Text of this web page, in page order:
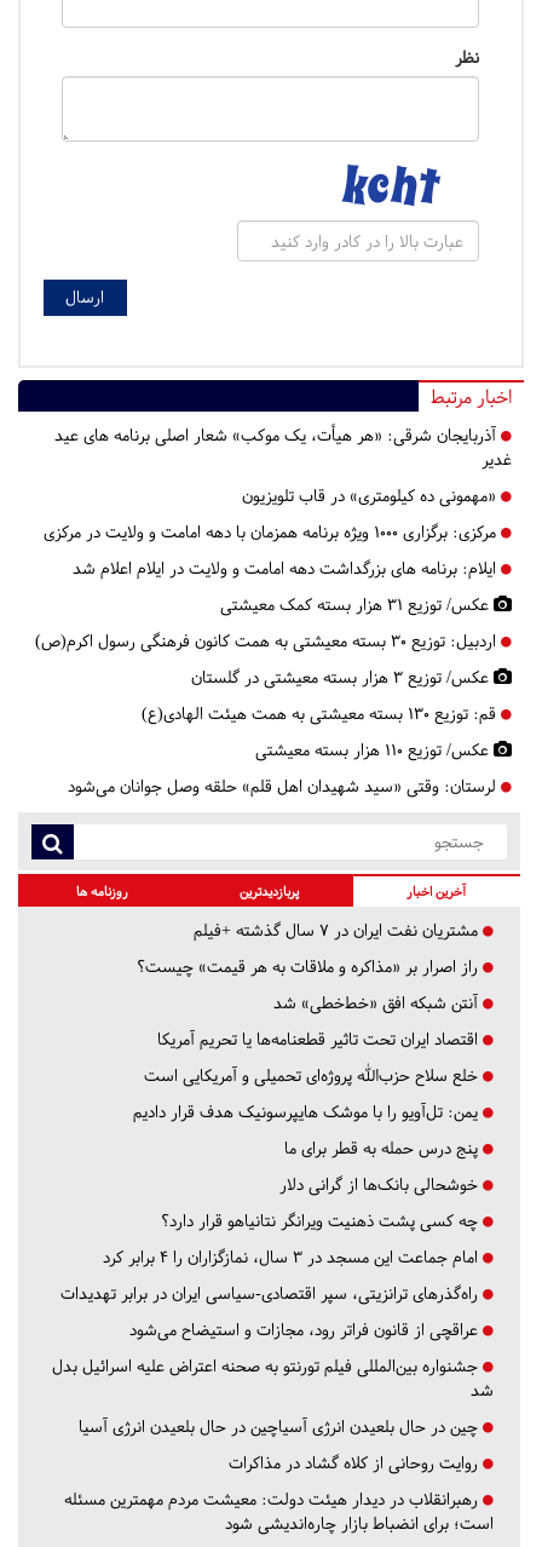
نظر
اخبار مرتبط
آذربایجان شرقی: «هر هیأت، یک موکب» شعار اصلی برنامه های عید
غدیر
«مهمونی ده کیلومتری» در قاب تلویزیون
مرکزی: برگزاری ۱۰۰۰ ویژه برنامه همزمان با دهه امامت و ولایت در مرکزی
ایلام: برنامه های بزرگداشت دهه امامت و ولایت در ایلام اعلام شد
عکس/ توزیع ۳۱ هزار بسته کمک‌ معیشتی
اردبیل: توزیع ۳۰ بسته معیشتی به همت کانون فرهنگی رسول اکرم(ص)
عکس/ توزیع ۳ هزار بسته معیشتی در گلستان
قم: توزیع 130 بسته معیشتی به همت هیئت الهادی(ع)
عکس/ توزیع ۱۱۰ هزار بسته معیشتی
لرستان: وقتی «سید شهیدان اهل قلم» حلقه وصل جوانان می‌شود
آخرین اخبار پربازدیدترین روزنامه ها
مشتریان نفت ایران در ۷ سال گذشته +فیلم
راز اصرار بر «مذاکره و ملاقات به هر قیمت» چیست؟
آنتن شبکه افق «خط‌خطی» شد
اقتصاد ایران تحت تاثیر قطعنامه‌ها یا تحریم‌ آمریکا
خلع سلاح حزب‌الله پروژه‌ای تحمیلی و آمریکایی است
یمن: تل‌آویو را با موشک هایپرسونیک هدف قرار دادیم
پنج درس‌ حمله به قطر برای ما
خوشحالی بانک‌ها از گرانی دلار
چه کسی پشت ذهنیت ویرانگر نتانیاهو قرار دارد؟
امام جماعت این مسجد در ۳ سال، نمازگزاران را ۴ برابر کرد
راه‌گذرهای ترانزیتی، سپر اقتصادی-سیاسی ایران در برابر تهدیدات
عراقچی از قانون فراتر رود، مجازات و استیضاح می‌شود
جشنواره بین‌المللی فیلم تورنتو به صحنه اعتراض علیه اسرائیل بدل
شد
چین در حال بلعیدن انرژی آسیاچین در حال بلعیدن انرژی آسیا
روایت روحانی از کلاه گشاد در مذاکرات
رهبرانقلاب در دیدار هیئت دولت: معیشت مردم مهمترین مسئله
است؛ برای انضباط بازار چاره‌اندیشی شود